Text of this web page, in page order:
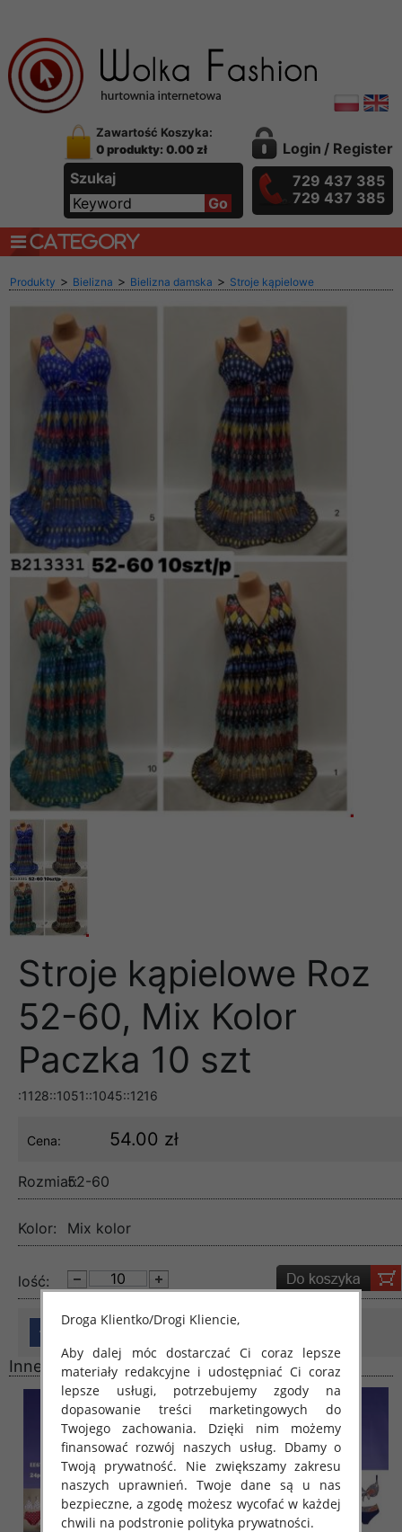
Zawartość Koszyka:
0 produkty: 0.00 zł
Szukaj
Login / Register
729 437 385
729 437 385
CATEGORY
Produkty > Bielizna > Bielizna damska > Stroje kąpielowe
Stroje kąpielowe Roz
52-60, Mix Kolor
Paczka 10 szt
:1128::1051::1045::1216
Cena: 54.00 zł
Rozmiar:52-60
Kolor: Mix kolor
lość:
Inne produkty
Droga Klientko/Drogi Kliencie,
Aby dalej móc dostarczać Ci coraz lepsze
materiały redakcyjne i udostępniać Ci coraz
lepsze usługi, potrzebujemy zgody na
dopasowanie treści marketingowych do
Twojego zachowania. Dzięki nim możemy
finansować rozwój naszych usług. Dbamy o
Twoją prywatność. Nie zwiększamy zakresu
naszych uprawnień. Twoje dane są u nas
bezpieczne, a zgodę możesz wycofać w każdej
chwili na podstronie polityka prywatności.